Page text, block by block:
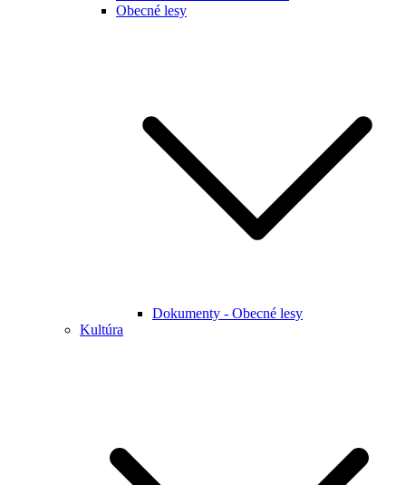
Obecné lesy
Dokumenty - Obecné lesy
Kultúra